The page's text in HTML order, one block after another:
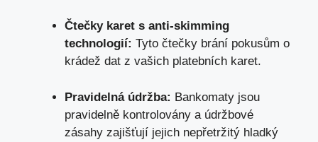
Čtečky karet s anti-skimming
technologií: Tyto čtečky brání pokusům o
krádež dat z vašich platebních karet.
Pravidelná údržba: Bankomaty jsou
pravidelně kontrolovány a údržbové
zásahy zajišťují jejich nepřetržitý hladký